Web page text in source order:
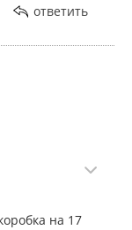
ответить
на 17